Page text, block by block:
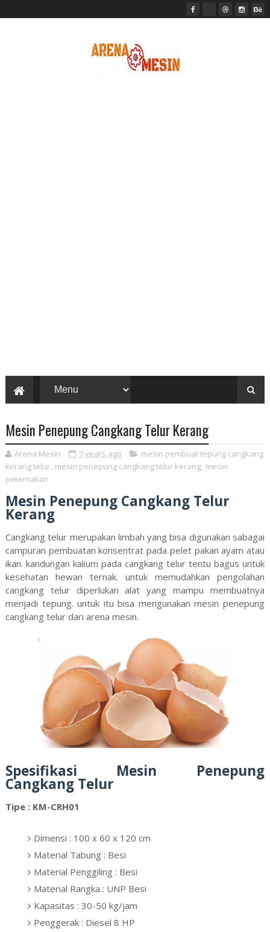
Mesin Penepung Cangkang Telur Kerang
Arena Mesin 7 years ago
mesin pembuat tepung cangkang
kerang telur, mesin penepung cangkang telur kerang, mesin
peternakan
Mesin Penepung Cangkang Telur
Kerang
Cangkang telur merupakan limbah yang bisa digunakan sabagai
campuran pembuatan konsentrat pada pelet pakan ayam atau
ikan. kandungan kalium pada cangkang telur tentu bagus untuk
kesehatan hewan ternak. untuk memudahkan pengolahan
cangkang telur diperlukan alat yang mampu membuatnya
menjadi tepung. untuk itu bisa mengunakan mesin penepung
cangkang telur dari arena mesin.
Spesifikasi Mesin Penepung
Cangkang Telur
Tipe : KM-CRH01
Dimensi : 100 x 60 x 120 cm
Material Tabung : Besi
Material Penggiling : Besi
Material Rangka : UNP Besi
Kapasitas : 30-50 kg/jam
Penggerak : Diesel 8 HP